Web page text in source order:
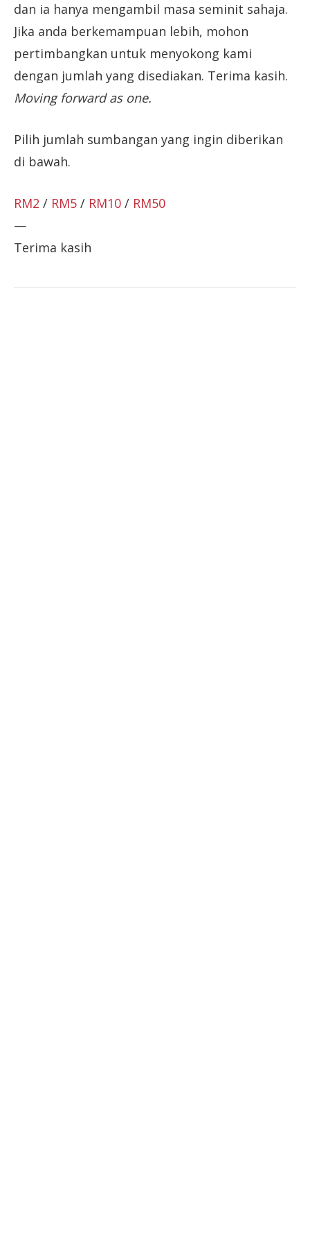
dan ia hanya mengambil masa seminit sahaja.
Jika anda berkemampuan lebih, mohon
pertimbangkan untuk menyokong kami
dengan jumlah yang disediakan. Terima kasih.
Moving forward as one.
Pilih jumlah sumbangan yang ingin diberikan
di bawah.
RM2 / RM5 / RM10 / RM50
—
Terima kasih